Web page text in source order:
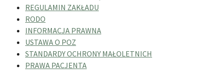
REGULAMIN ZAKŁADU
RODO
INFORMACJA PRAWNA
USTAWA O POZ
STANDARDY OCHRONY MAŁOLETNICH
PRAWA PACJENTA